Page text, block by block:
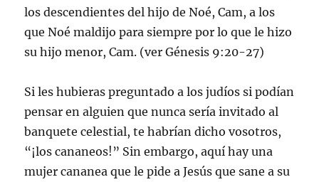
los descendientes del hijo de Noé, Cam, a los
que Noé maldijo para siempre por lo que le hizo
su hijo menor, Cam. (ver Génesis 9:20-27)
Si les hubieras preguntado a los judíos si podían
pensar en alguien que nunca sería invitado al
banquete celestial, te habrían dicho vosotros,
“¡los cananeos!” Sin embargo, aquí hay una
mujer cananea que le pide a Jesús que sane a su